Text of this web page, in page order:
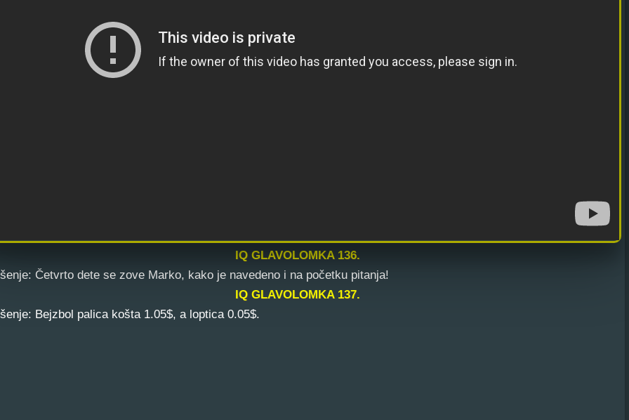
IQ GLAVOLOMKA 136.
Četvrto dete se zove Marko, kako je navedeno i na početku pitanja!
IQ GLAVOLOMKA 137.
Bejzbol palica košta 1.05$, a loptica 0.05$.